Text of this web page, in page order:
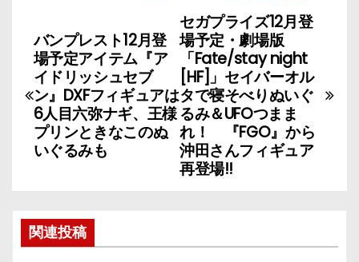
投
稿
ナ
ビ
ゲ
シ
セガプライズ12月登
場予定・劇場版
「Fate/stay night
[HF]」セイバーオル
タで寝そべりぬいぐ
るみ＆UFOつまま
れ！ 『FGO』から
沖田さんフィギュア
再登場!!
バンプレスト12月登
場予定アイテム『ア
イドリッシュセブ
ン』DXFフィギュアは
6人目六弥ナギ、王様
プリンときなこのぬ
いぐるみも
関連投稿